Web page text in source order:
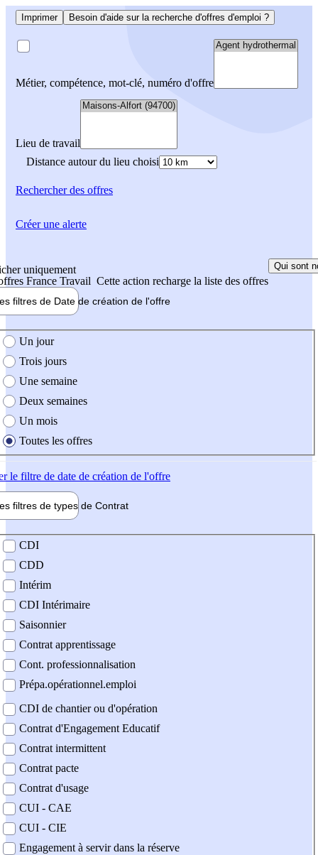
Imprimer Besoin d'aide sur la recherche d'offres d'emploi ?
Métier, compétence, mot-clé, numéro d'offre
Lieu de travail
Distance autour du lieu choisi
Rechercherdes offres
uniquement
France Travail Cette action recharge la liste des offres
Qui sont
filtres de Date de création de l'offre
création de l'offre
Un jour
Trois jours
Une semaine
Deux semaines
Un mois
Toutes les offres
le filtre de date de création de l'offre
filtres de types de Contrat
contrat
CDI
CDD
Intérim
CDI Intérimaire
Saisonnier
Contrat apprentissage
Cont. professionnalisation
Prépa.opérationnel.emploi
CDI de chantier ou d'opération
Contrat d'Engagement Educatif
Contrat intermittent
Contrat pacte
Contrat d'usage
CUI - CAE
CUI - CIE
Engagement à servir dans la réserve
Créer une alerte